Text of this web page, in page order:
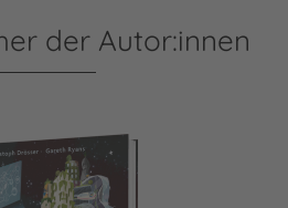
der Autor:innen